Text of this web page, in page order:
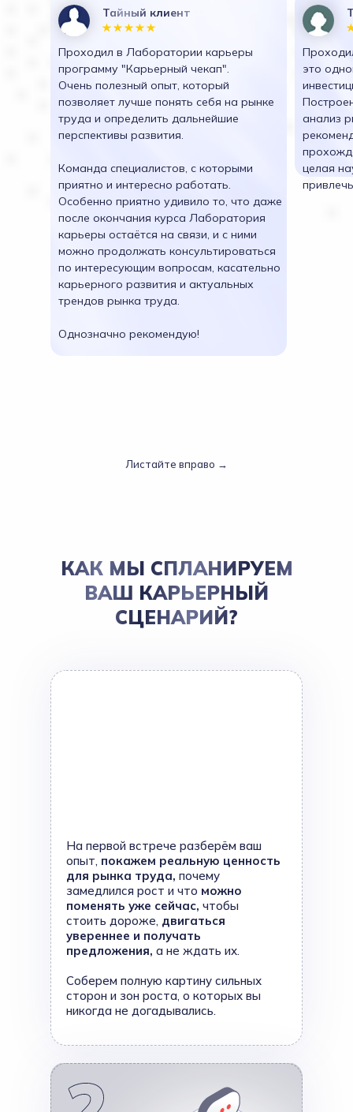
это
анализ
целая
Тайный клиент
Проходил в Лаборатории карьеры
программу "Карьерный чекап".
Очень полезный опыт, который
позволяет лучше понять себя на рынке
труда и определить дальнейшие
перспективы развития.
Команда специалистов, с которыми
приятно и интересно работать.
Особенно приятно удивило то, что даже
после окончания курса Лаборатория
карьеры остаётся на связи, и с ними
можно продолжать консультироваться
по интересующим вопросам, касательно
карьерного развития и актуальных
трендов рынка труда.
Однозначно рекомендую!
Листайте вправо →
КАК МЫ СПЛАНИРУЕМ
ВАШ КАРЬЕРНЫЙ
СЦЕНАРИЙ?
На первой встрече разберём ваш
опыт, покажем реальную ценность
для рынка труда, почему
замедлился рост и что можно
поменять уже сейчас, чтобы
стоить дороже, двигаться
увереннее и получать
предложения, а не ждать их.
Соберем полную картину сильных
сторон и зон роста, о которых вы
никогда не догадывались.